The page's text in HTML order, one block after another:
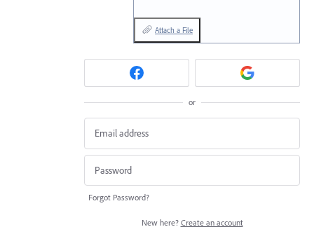
Attach a File
or
Forgot Password?
New here? Create an account